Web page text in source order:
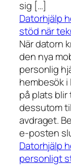
sig […]
Datorhjälp
stöd när
När datorn
den nya
personlig
hembesök
på plats
dessutom
avdraget.
e-posten
Datorhjälp
personligt